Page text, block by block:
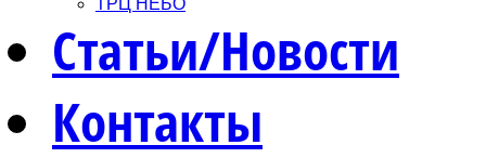
ТРЦ НЕБО
Статьи/Новости
Контакты